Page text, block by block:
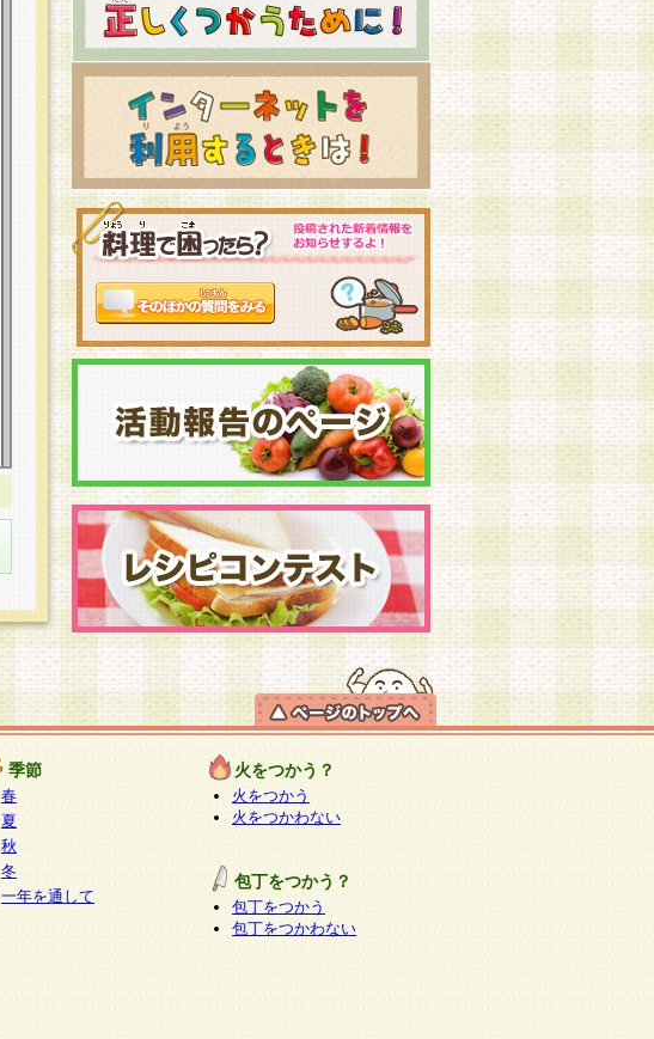
季節
春
夏
秋
冬
一年を通して
火をつかう？
火をつかう
火をつかわない
包丁をつかう？
包丁をつかう
包丁をつかわない